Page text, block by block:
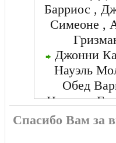
Барриос ,
Симеоне ,
Джонни
Науэль
Обед
Николас
Робин Ле
Спасибо Вам за